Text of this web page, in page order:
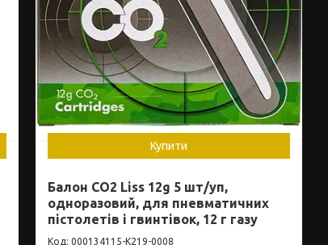
Купити
Балон CO2 Liss 12g 5 шт/уп,
одноразовий, для пневматичних
пістолетів і гвинтівок, 12 г газу
000134115-K219-0008